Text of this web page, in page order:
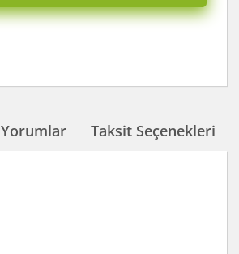
Yorumlar Taksit Seçenekleri